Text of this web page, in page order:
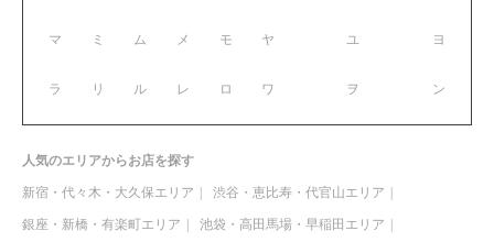
マ ミ ム メ モ
ラ リ ル レ ロ
ヤ ユ ヨ
ワ ヲ ン
人気のエリアからお店を探す
新宿・代々木・大久保エリア 渋谷・恵比寿・代官山エリア
銀座・新橋・有楽町エリア 池袋・高田馬場・早稲田エリア